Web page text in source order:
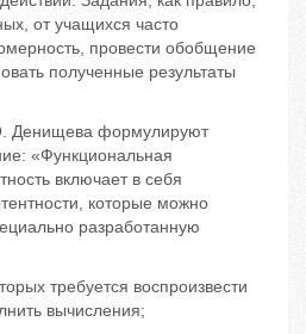
от учащихся часто
провести обобщение
полученные результаты
Денищева формулируют
«Функциональная
включает в себя
которые можно
разработанную
требуется воспроизвести
вычисления;